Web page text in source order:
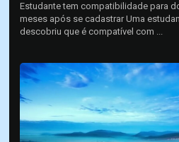
Estudante tem compatibilidade para
meses após se cadastrar Uma
descobriu que é compatível com ...